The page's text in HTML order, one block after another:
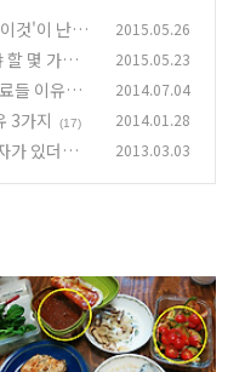
것'이 난관
2015.05.26
할 몇 가지 2015.05.23
들 이유는? 2014.07.04
3가지 (17) 2014.01.28
가 있더라 2013.03.03